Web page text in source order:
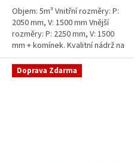
Objem: 5m³ Vnitřní rozměry: P:
2050 mm, V: 1500 mm Vnější
rozměry: P: 2250 mm, V: 1500
mm + komínek. Kvalitní nádrž na
pitnou vodu pod parkovací
stání. Průměr a umístění všech...
Doprava Zdarma